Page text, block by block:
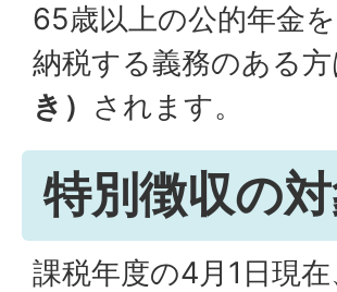
65歳以上の公的年金
納税する義務のある
き） されます。
特別徴収の
課税年度の4月1日現